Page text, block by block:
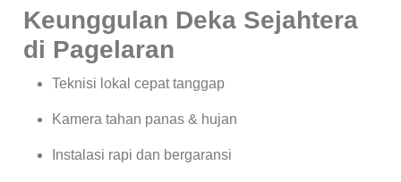
Keunggulan Deka Sejahtera
di Pagelaran
Teknisi lokal cepat tanggap
Kamera tahan panas & hujan
Instalasi rapi dan bergaransi